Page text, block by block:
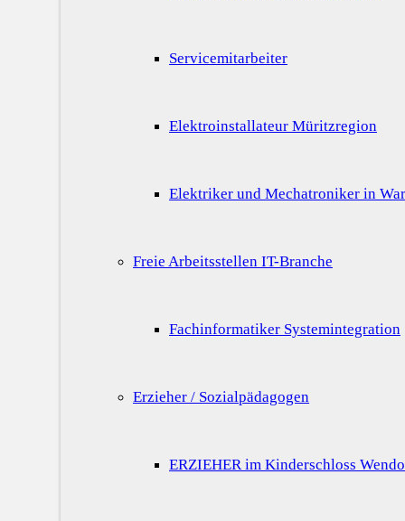
Servicemitarbeiter
Elektroinstallateur Müritzregion
Elektriker und Mechatroniker in
Freie Arbeitsstellen IT-Branche
Fachinformatiker Systemintegration
Erzieher / Sozialpädagogen
ERZIEHER im Kinderschloss